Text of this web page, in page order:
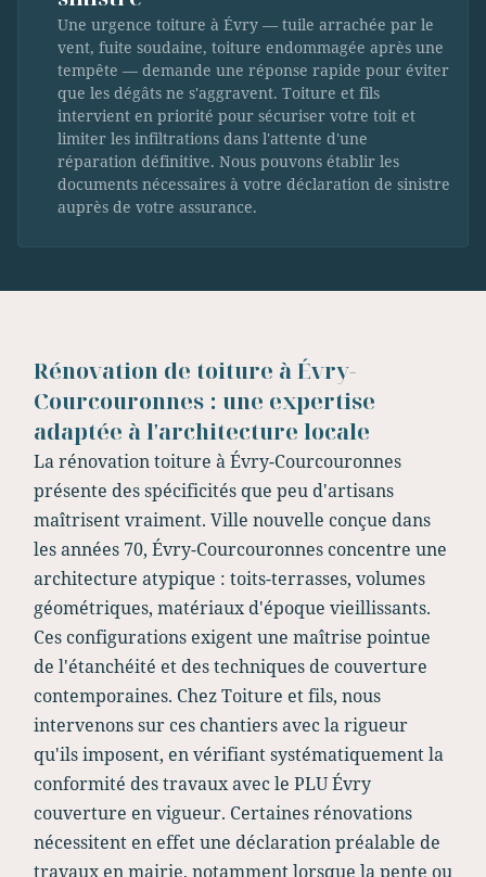
Une urgence toiture à Évry — tuile arrachée par le
vent, fuite soudaine, toiture endommagée après une
tempête — demande une réponse rapide pour éviter
que les dégâts ne s'aggravent. Toiture et fils
intervient en priorité pour sécuriser votre toit et
limiter les infiltrations dans l'attente d'une
réparation définitive. Nous pouvons établir les
documents nécessaires à votre déclaration de sinistre
auprès de votre assurance.
Rénovation de toiture à Évry-
Courcouronnes : une expertise
adaptée à l'architecture locale
La rénovation toiture à Évry-Courcouronnes
présente des spécificités que peu d'artisans
maîtrisent vraiment. Ville nouvelle conçue dans
les années 70, Évry-Courcouronnes concentre une
architecture atypique : toits-terrasses, volumes
géométriques, matériaux d'époque vieillissants.
Ces configurations exigent une maîtrise pointue
de l'étanchéité et des techniques de couverture
contemporaines. Chez Toiture et fils, nous
intervenons sur ces chantiers avec la rigueur
qu'ils imposent, en vérifiant systématiquement la
conformité des travaux avec le PLU Évry
couverture en vigueur. Certaines rénovations
nécessitent en effet une déclaration préalable de
travaux en mairie, notamment lorsque la pente ou